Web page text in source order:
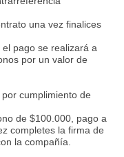
una vez finalices
pago se realizará a
por un valor de
cumplimiento de
de $100.000, pago a
completes la firma de
la compañía.